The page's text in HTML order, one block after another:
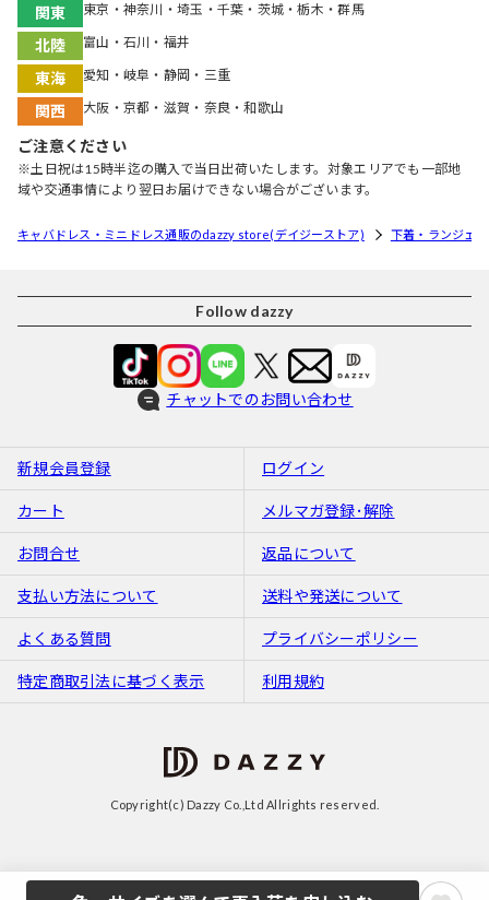
関東 東京・神奈川・埼玉・千葉・茨城・栃木・群馬
北陸 富山・石川・福井
東海 愛知・岐阜・静岡・三重
関西 大阪・京都・滋賀・奈良・和歌山
ご注意ください
※土日祝は15時半迄の購入で当日出荷いたします。対象エリアでも一部地
域や交通事情により翌日お届けできない場合がございます。
キャバドレス・ミニドレス通販のdazzy store(デイジーストア) 下着・ランジェ
Follow dazzy
チャットでのお問い合わせ
新規会員登録 ログイン
カート メルマガ登録･解除
お問合せ 返品について
支払い方法について 送料や発送について
よくある質問 プライバシーポリシー
特定商取引法に基づく表示 利用規約
Copyright(c) Dazzy Co.,Ltd Allrights reserved.